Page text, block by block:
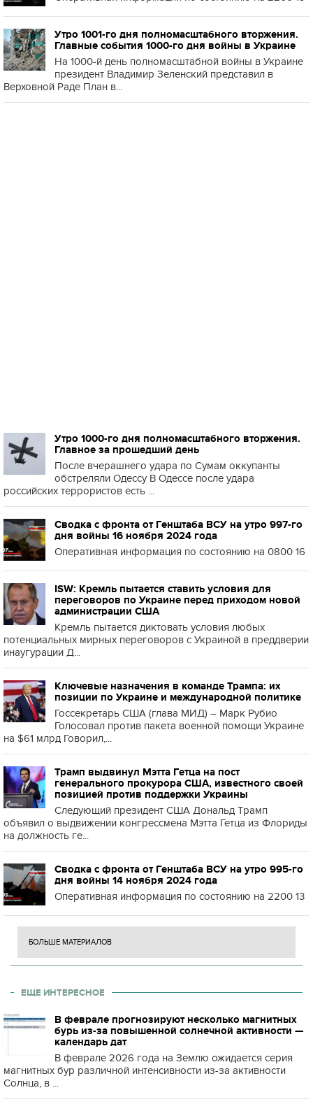
Утро 1001-го дня полномасштабного вторжения.
Главные события 1000-го дня войны в Украине
На 1000-й день полномасштабной войны в Украине
президент Владимир Зеленский представил в
Верховной Раде План в...
Утро 1000-го дня полномасштабного вторжения.
Главное за прошедший день
После вчерашнего удара по Сумам оккупанты
обстреляли Одессу В Одессе после удара
российских террористов есть ...
Сводка с фронта от Генштаба ВСУ на утро 997-го
дня войны 16 ноября 2024 года
Оперативная информация по состоянию на 0800 16
ISW: Кремль пытается ставить условия для
переговоров по Украине перед приходом новой
администрации США
Кремль пытается диктовать условия любых
потенциальных мирных переговоров с Украиной в преддверии
инаугурации Д...
Ключевые назначения в команде Трампа: их
позиции по Украине и международной политике
Госсекретарь США (глава МИД) – Марк Рубио
Голосовал против пакета военной помощи Украине
на $61 млрд Говорил,...
Трамп выдвинул Мэтта Гетца на пост
генерального прокурора США, известного своей
позицией против поддержки Украины
Следующий президент США Дональд Трамп
объявил о выдвижении конгрессмена Мэтта Гетца из Флориды
на должность ге...
Сводка с фронта от Генштаба ВСУ на утро 995-го
дня войны 14 ноября 2024 года
Оперативная информация по состоянию на 2200 13
БОЛЬШЕ МАТЕРИАЛОВ
ЕЩЕ ИНТЕРЕСНОЕ
В феврале прогнозируют несколько магнитных
бурь из-за повышенной солнечной активности —
календарь дат
В феврале 2026 года на Землю ожидается серия
магнитных бур различной интенсивности из-за активности
Солнца, в ...